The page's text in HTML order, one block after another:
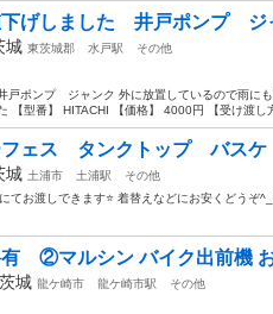
下げしました 井戸ポンプ ジ
城 東茨城郡 水戸駅
その他
井戸ポンプ ジャンク 外に放置しているので雨
【型番】 HITACHI 【価格】 4000円 【受け渡し
フェス タンクトップ バス
城 土浦市 土浦駅
その他
お渡しできます⭐️ 着替えなどにお安くどうぞ
②マルシン バイク出前機
茨城 龍ケ崎市 龍ケ崎市駅
その他